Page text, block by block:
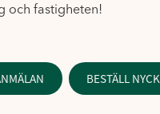
och fastigheten!
BESTÄLL